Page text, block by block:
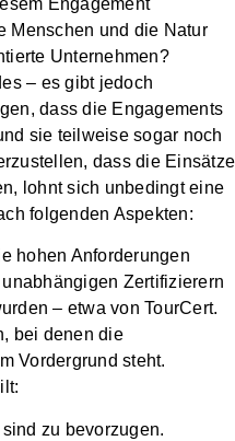
Fördermitglied
werden
Spenden
Engagement
Menschen und die Natur
Unternehmen?
– es gibt jedoch
dass die Engagements
sie teilweise sogar noch
dass die Einsätze
lohnt sich unbedingt eine
folgenden Aspekten:
hohen Anforderungen
Zertifizierern
– etwa von TourCert.
bei denen die
Vordergrund steht.
zu bevorzugen.